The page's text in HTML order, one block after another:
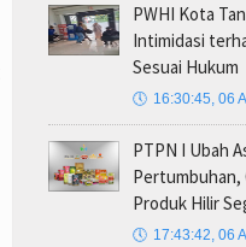
PWHI Kota
Intimidasi
Sesuai Hukum
🕔 16:30:45, 06
PTPN I Ubah
Pertumbuhan,
Produk Hilir
🕔 17:43:42, 06